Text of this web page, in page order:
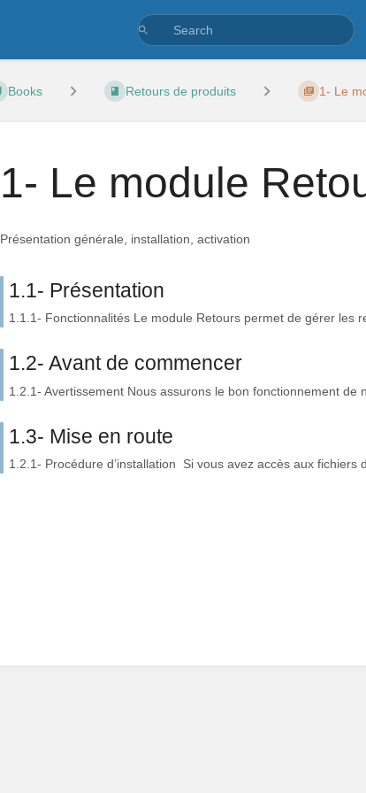
Books Retours de produits 1- Le
1- Le module
Présentation générale, installation, activation
1.1- Présentation
1.1.1- Fonctionnalités Le module Retours permet de gérer les
1.2- Avant de commencer
1.2.1- Avertissement Nous assurons le bon fonctionnement de
1.3- Mise en route
1.2.1- Procédure d’installation Si vous avez accès aux fichiers